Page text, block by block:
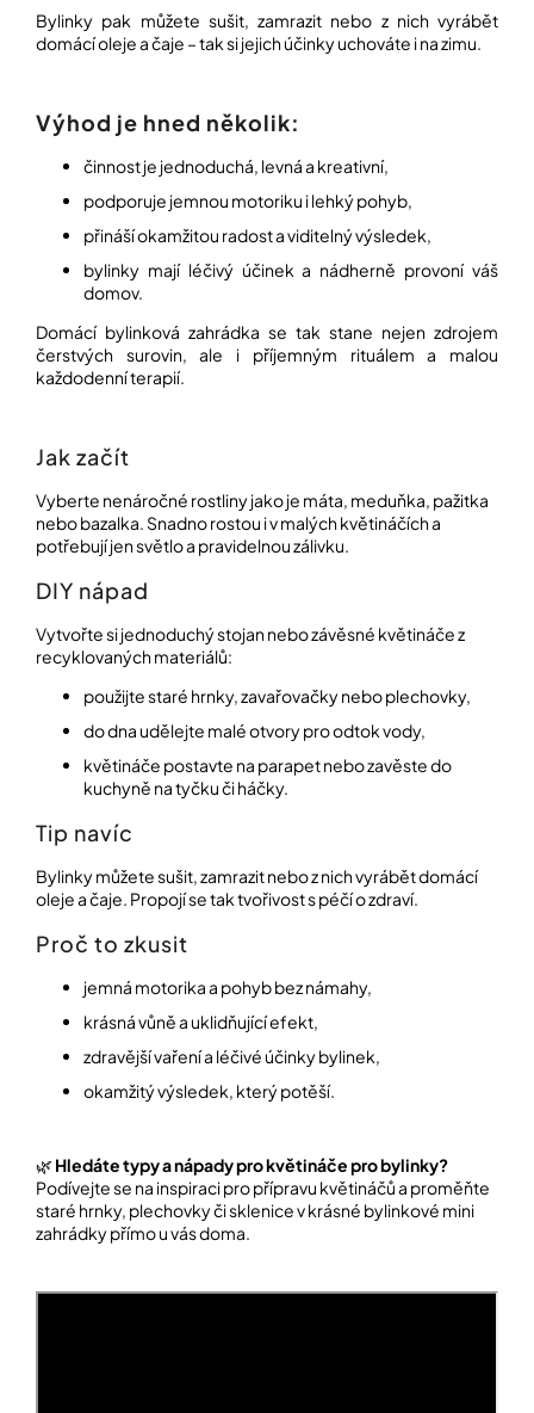
PAMĚŤ
KONCENTRACI
BAZAR
POMŮCKY
Bylinky pak můžete sušit, zamrazit nebo z nich vyrábět
domácí oleje a čaje – tak si jejich účinky uchováte i na zimu.
Výhod je hned několik:
činnost je jednoduchá, levná a kreativní,
podporuje jemnou motoriku i lehký pohyb,
přináší okamžitou radost a viditelný výsledek,
bylinky mají léčivý účinek a nádherně provoní váš
domov.
Domácí bylinková zahrádka se tak stane nejen zdrojem
čerstvých surovin, ale i příjemným rituálem a malou
každodenní terapií.
Jak začít
Vyberte nenáročné rostliny jako je máta, meduňka, pažitka
nebo bazalka. Snadno rostou i v malých květináčích a
potřebují jen světlo a pravidelnou zálivku.
DIY nápad
Vytvořte si jednoduchý stojan nebo závěsné květináče z
recyklovaných materiálů:
použijte staré hrnky, zavařovačky nebo plechovky,
do dna udělejte malé otvory pro odtok vody,
květináče postavte na parapet nebo zavěste do
kuchyně na tyčku či háčky.
Tip navíc
Bylinky můžete sušit, zamrazit nebo z nich vyrábět domácí
oleje a čaje. Propojí se tak tvořivost s péčí o zdraví.
Proč to zkusit
jemná motorika a pohyb bez námahy,
krásná vůně a uklidňující efekt,
zdravější vaření a léčivé účinky bylinek,
okamžitý výsledek, který potěší.
🌿 Hledáte typy a nápady pro květináče pro bylinky?
Podívejte se na inspiraci pro přípravu květináčů a proměňte
staré hrnky, plechovky či sklenice v krásné bylinkové mini
zahrádky přímo u vás doma.
u